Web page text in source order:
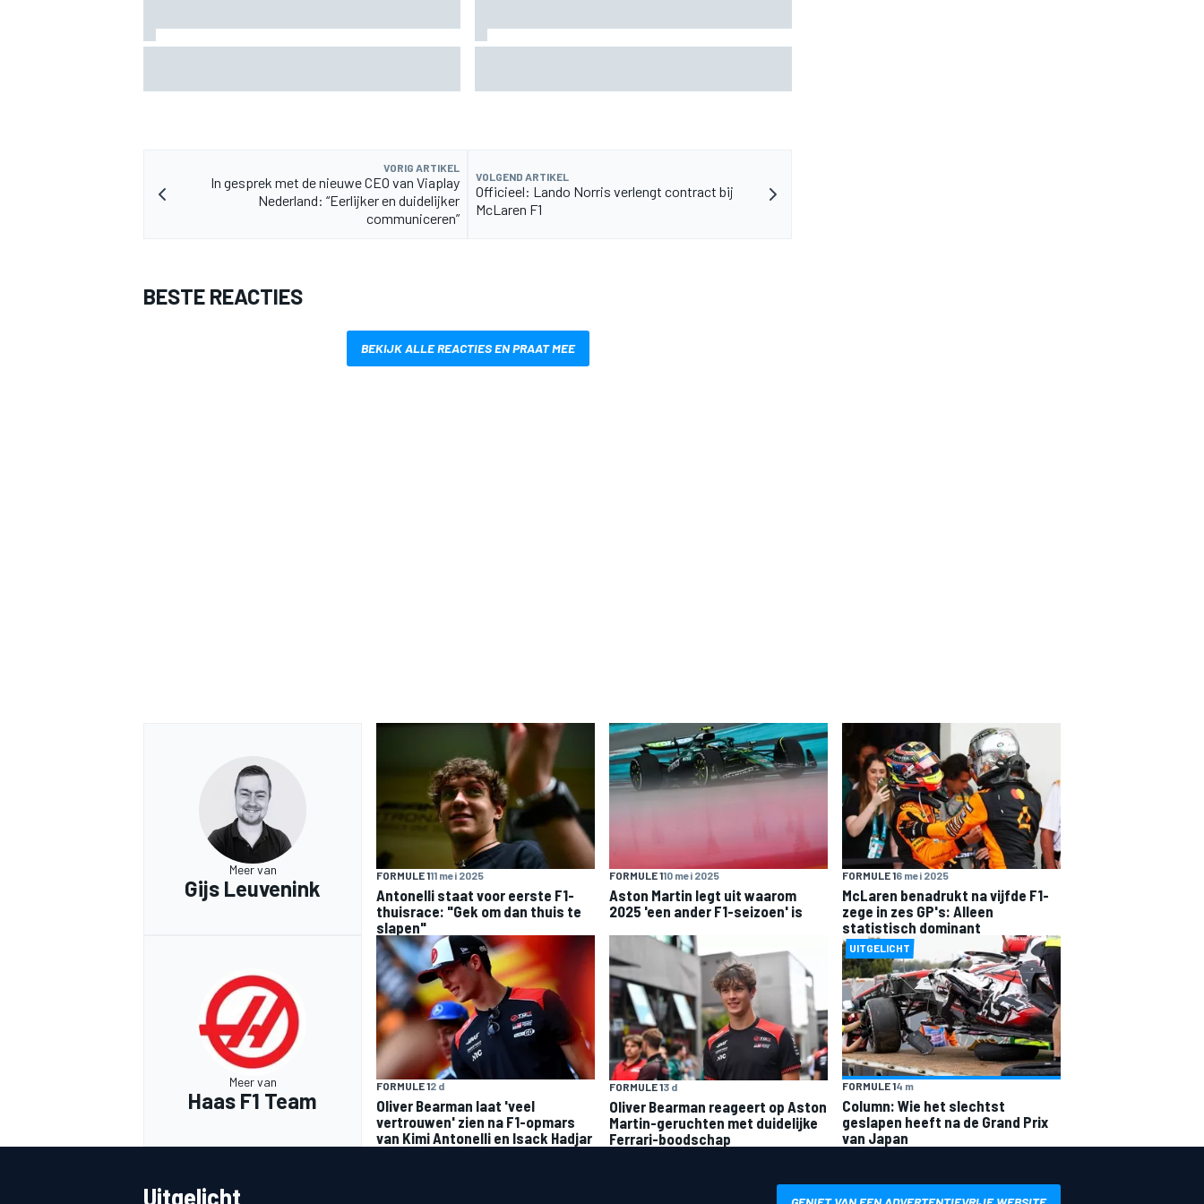
VORIG ARTIKEL
In gesprek met de nieuwe CEO van Viaplay
Nederland: “Eerlijker en duidelijker
communiceren”
VOLGEND ARTIKEL
Officieel: Lando Norris verlengt contract bij
McLaren F1
BESTE REACTIES
BEKIJK ALLE REACTIES EN PRAAT MEE
Meer van
Gijs Leuvenink
FORMULE 111 mei 2025
Antonelli staat voor eerste F1-
thuisrace: "Gek om dan thuis te
slapen"
FORMULE 110 mei 2025
Aston Martin legt uit waarom
2025 'een ander F1-seizoen' is
FORMULE 16 mei 2025
McLaren benadrukt na vijfde F1-
zege in zes GP's: Alleen
statistisch dominant
Meer van
Haas F1 Team
FORMULE 12 d
Oliver Bearman laat 'veel
vertrouwen' zien na F1-opmars
van Kimi Antonelli en Isack Hadjar
FORMULE 13 d
Oliver Bearman reageert op Aston
Martin-geruchten met duidelijke
Ferrari-boodschap
UITGELICHT
FORMULE 14 m
Column: Wie het slechtst
geslapen heeft na de Grand Prix
van Japan
Uitgelicht